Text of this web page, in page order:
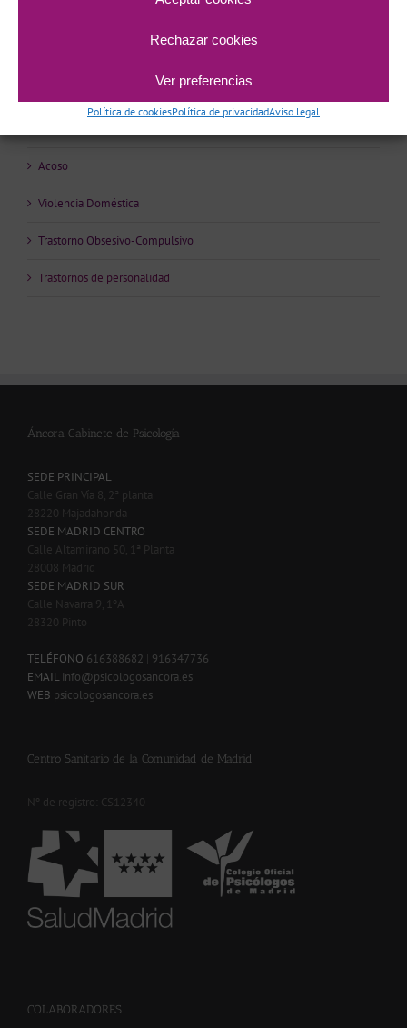
Rechazar cookies
Ver preferencias
Política de cookiesPolítica de privacidadAviso legal
Acoso
Violencia Doméstica
Trastorno Obsesivo-Compulsivo
Trastornos de personalidad
Áncora Gabinete de Psicología
SEDE PRINCIPAL
Calle Gran Vía 8, 2ª planta
28220 Majadahonda
SEDE MADRID CENTRO
Calle Altamirano 50, 1ª Planta
28008 Madrid
SEDE MADRID SUR
Calle Navarra 9, 1ºA
28320 Pinto
TELÉFONO 616388682
916347736
EMAIL info@psicologosancora.es
WEB psicologosancora.es
Centro Sanitario de la Comunidad de Madrid
Nº de registro: CS12340
COLABORADORES